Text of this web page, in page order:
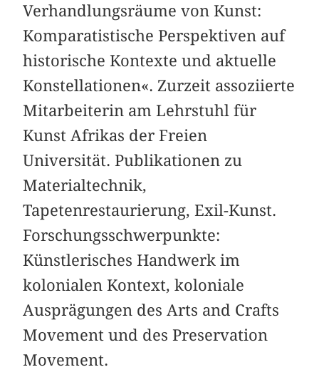
Verhandlungsräume von Kunst:
Komparatistische Perspektiven auf
historische Kontexte und aktuelle
Konstellationen«. Zurzeit assoziierte
Mitarbeiterin am Lehrstuhl für
Kunst Afrikas der Freien
Universität. Publikationen zu
Materialtechnik,
Tapetenrestaurierung, Exil-Kunst.
Forschungsschwerpunkte:
Künstlerisches Handwerk im
kolonialen Kontext, koloniale
Ausprägungen des Arts and Crafts
Movement und des Preservation
Movement.